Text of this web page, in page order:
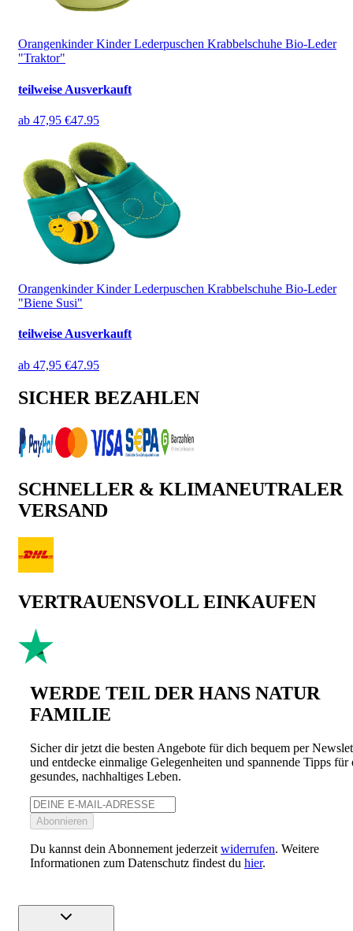
Orangenkinder Kinder Lederpuschen Krabbelschuhe Bio-Leder
"Traktor"
teilweise Ausverkauft
ab 47,95 €47.95
Orangenkinder Kinder Lederpuschen Krabbelschuhe Bio-Leder
"Biene Susi"
teilweise Ausverkauft
ab 47,95 €47.95
SICHER BEZAHLEN
SCHNELLER & KLIMANEUTRALER
VERSAND
VERTRAUENSVOLL EINKAUFEN
WERDE TEIL DER HANS NATUR
FAMILIE
Sicher dir jetzt die besten Angebote für dich bequem per
und entdecke einmalige Gelegenheiten und spannende Tipps für
gesundes, nachhaltiges Leben.
Abonnieren
Du kannst dein Abonnement jederzeit widerrufen. Weitere
Informationen zum Datenschutz findest du hier.